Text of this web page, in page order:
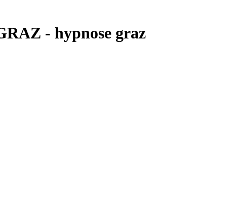
- hypnose graz